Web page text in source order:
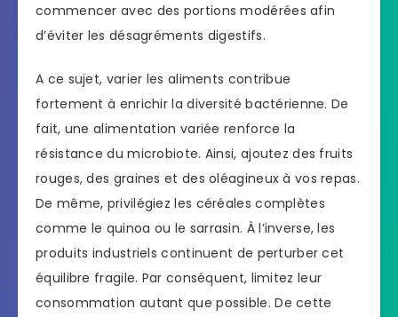
commencer avec des portions modérées afin
d’éviter les désagréments digestifs.
A ce sujet, varier les aliments contribue
fortement à enrichir la diversité bactérienne. De
fait, une alimentation variée renforce la
résistance du microbiote. Ainsi, ajoutez des fruits
rouges, des graines et des oléagineux à vos repas.
De même, privilégiez les céréales complètes
comme le quinoa ou le sarrasin. À l’inverse, les
produits industriels continuent de perturber cet
équilibre fragile. Par conséquent, limitez leur
consommation autant que possible. De cette